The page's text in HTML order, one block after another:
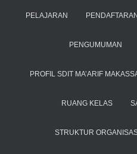
PELAJARAN PENDAFTARAN
PENGUMUMAN
PROFIL SDIT MA’ARIF
RUANG KELAS
STRUKTUR